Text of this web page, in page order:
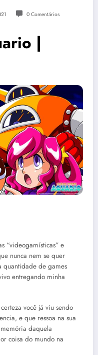
0 Comentários
|
“videogamísticas” e
nunca nem se quer
quantidade de games
entregando minha
você já viu sendo
e que ressoa na sua
daquela
coisa do mundo na